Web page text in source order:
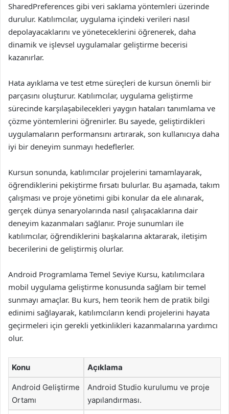
SharedPreferences gibi veri saklama yöntemleri üzerinde
durulur. Katılımcılar, uygulama içindeki verileri nasıl
depolayacaklarını ve yöneteceklerini öğrenerek, daha
dinamik ve işlevsel uygulamalar geliştirme becerisi
kazanırlar.
Hata ayıklama ve test etme süreçleri de kursun önemli bir
parçasını oluşturur. Katılımcılar, uygulama geliştirme
sürecinde karşılaşabilecekleri yaygın hataları tanımlama ve
çözme yöntemlerini öğrenirler. Bu sayede, geliştirdikleri
uygulamaların performansını artırarak, son kullanıcıya daha
iyi bir deneyim sunmayı hedeflerler.
Kursun sonunda, katılımcılar projelerini tamamlayarak,
öğrendiklerini pekiştirme fırsatı bulurlar. Bu aşamada, takım
çalışması ve proje yönetimi gibi konular da ele alınarak,
gerçek dünya senaryolarında nasıl çalışacaklarına dair
deneyim kazanmaları sağlanır. Proje sunumları ile
katılımcılar, öğrendiklerini başkalarına aktararak, iletişim
becerilerini de geliştirmiş olurlar.
Android Programlama Temel Seviye Kursu, katılımcılara
mobil uygulama geliştirme konusunda sağlam bir temel
sunmayı amaçlar. Bu kurs, hem teorik hem de pratik bilgi
edinimi sağlayarak, katılımcıların kendi projelerini hayata
geçirmeleri için gerekli yetkinlikleri kazanmalarına yardımcı
olur.
Konu Açıklama
Android Geliştirme
Ortamı
Android Studio kurulumu ve proje
yapılandırması.